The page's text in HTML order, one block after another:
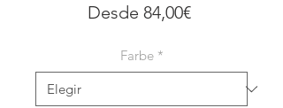
Desde 84,00€Precio
Farbe *